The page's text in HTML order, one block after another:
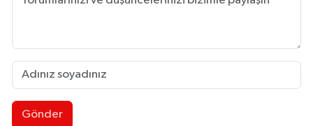
Gönder